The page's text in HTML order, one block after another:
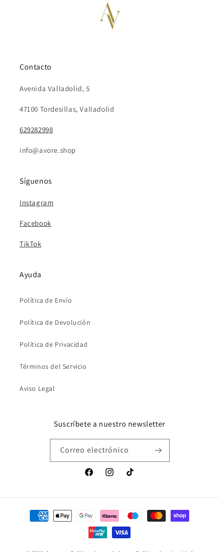
Contacto
Avenida Valladolid, 5
47100 Tordesillas, Valladolid
629282998
info@avore.shop
Síguenos
Instagram
Facebook
TikTok
Ayuda
Política de Envío
Política de Devolución
Política de Privacidad
Términos del Servicio
Aviso Legal
Suscríbete a nuestro newsletter
Correo electrónico
FacebookInstagramTikTok
Formas